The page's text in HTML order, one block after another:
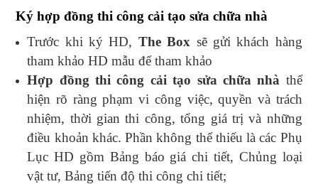
Ký hợp đồng thi công cải tạo sửa chữa nhà
Trước khi ký HD, The Box sẽ gửi khách hàng
tham khảo HD mẫu để tham khảo
Hợp đồng thi công cải tạo sửa chữa nhà thể
hiện rõ ràng phạm vi công việc, quyền và trách
nhiệm, thời gian thi công, tổng giá trị và những
điều khoản khác. Phần không thể thiếu là các Phụ
Lục HD gồm Bảng báo giá chi tiết, Chủng loại
vật tư, Bảng tiến độ thi công chi tiết;